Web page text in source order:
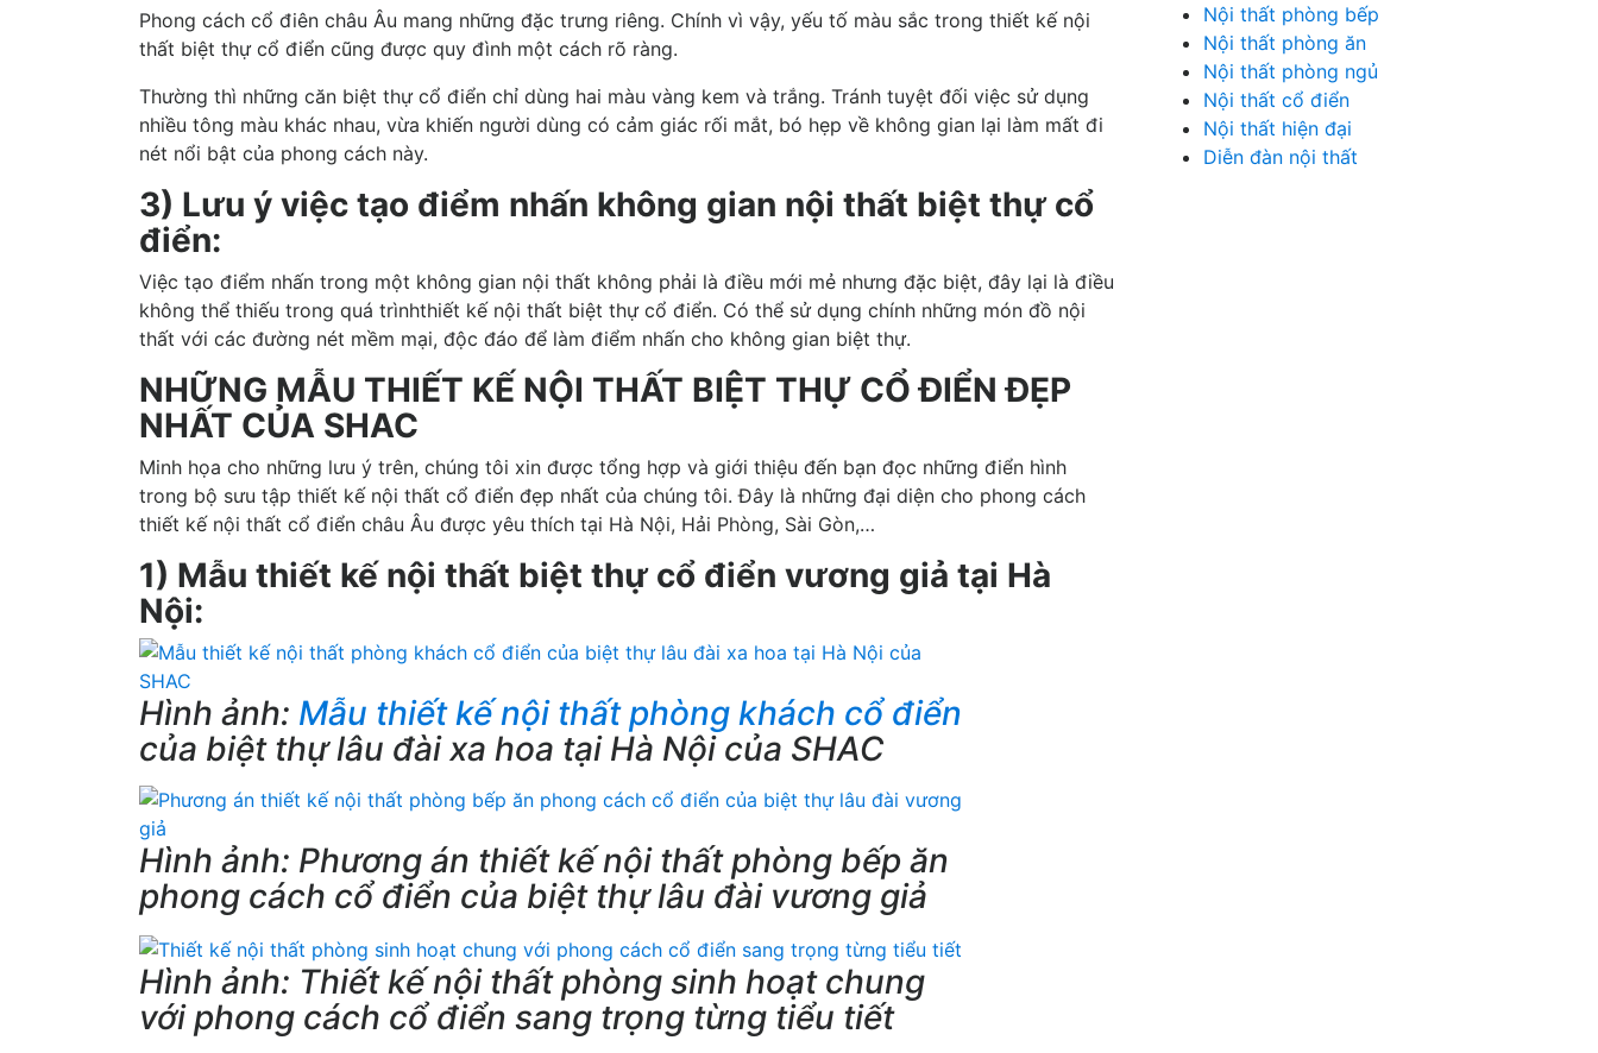
Phong cách cổ điên châu Âu mang những đặc trưng riêng. Chính vì vậy, yếu tố màu sắc trong thiết kế nội
thất biệt thự cổ điển cũng được quy đình một cách rõ ràng.
Thường thì những căn biệt thự cổ điển chỉ dùng hai màu vàng kem và trắng. Tránh tuyệt đối việc sử dụng
nhiều tông màu khác nhau, vừa khiến người dùng có cảm giác rối mắt, bó hẹp về không gian lại làm mất đi
nét nổi bật của phong cách này.
3) Lưu ý việc tạo điểm nhấn không gian nội thất biệt thự cổ
điển:
Việc tạo điểm nhấn trong một không gian nội thất không phải là điều mới mẻ nhưng đặc biệt, đây lại là điều
không thể thiếu trong quá trìnhthiết kế nội thất biệt thự cổ điển. Có thể sử dụng chính những món đồ nội
thất với các đường nét mềm mại, độc đáo để làm điểm nhấn cho không gian biệt thự.
NHỮNG MẪU THIẾT KẾ NỘI THẤT BIỆT THỰ CỔ ĐIỂN ĐẸP
NHẤT CỦA SHAC
Minh họa cho những lưu ý trên, chúng tôi xin được tổng hợp và giới thiệu đến bạn đọc những điển hình
trong bộ sưu tập thiết kế nội thất cổ điển đẹp nhất của chúng tôi. Đây là những đại diện cho phong cách
thiết kế nội thất cổ điển châu Âu được yêu thích tại Hà Nội, Hải Phòng, Sài Gòn,…
1) Mẫu thiết kế nội thất biệt thự cổ điển vương giả tại Hà
Nội:
Hình ảnh: Mẫu thiết kế nội thất phòng khách cổ điển
của biệt thự lâu đài xa hoa tại Hà Nội của SHAC
Hình ảnh: Phương án thiết kế nội thất phòng bếp ăn
phong cách cổ điển của biệt thự lâu đài vương giả
Hình ảnh: Thiết kế nội thất phòng sinh hoạt chung
với phong cách cổ điển sang trọng từng tiểu tiết
Nội thất phòng bếp
Nội thất phòng ăn
Nội thất phòng ngủ
Nội thất cổ điển
Nội thất hiện đại
Diễn đàn nội thất